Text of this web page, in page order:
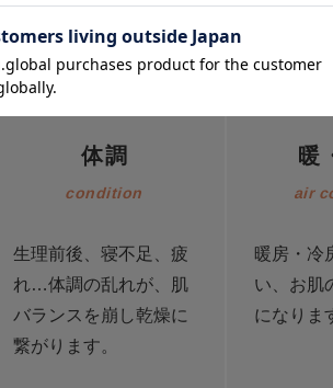
水分）不足の様々な原因
体調
condition
生理前後、寝不足、疲
れ…体調の乱れが、肌
バランスを崩し乾燥に
繋がります。
暖
air
暖房・冷
い、お肌
になりま